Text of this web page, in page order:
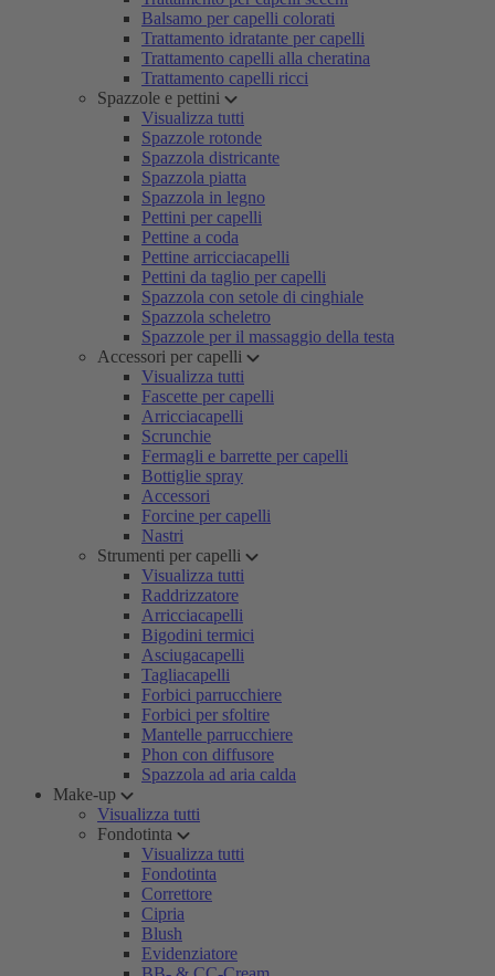
Balsamo per capelli colorati
Trattamento idratante per capelli
Trattamento capelli alla cheratina
Trattamento capelli ricci
Spazzole e pettini
Visualizza tutti
Spazzole rotonde
Spazzola districante
Spazzola piatta
Spazzola in legno
Pettini per capelli
Pettine a coda
Pettine arricciacapelli
Pettini da taglio per capelli
Spazzola con setole di cinghiale
Spazzola scheletro
Spazzole per il massaggio della testa
Accessori per capelli
Visualizza tutti
Fascette per capelli
Arricciacapelli
Scrunchie
Fermagli e barrette per capelli
Bottiglie spray
Accessori
Forcine per capelli
Nastri
Strumenti per capelli
Visualizza tutti
Raddrizzatore
Arricciacapelli
Bigodini termici
Asciugacapelli
Tagliacapelli
Forbici parrucchiere
Forbici per sfoltire
Mantelle parrucchiere
Phon con diffusore
Spazzola ad aria calda
Make-up
Visualizza tutti
Fondotinta
Visualizza tutti
Fondotinta
Correttore
Cipria
Blush
Evidenziatore